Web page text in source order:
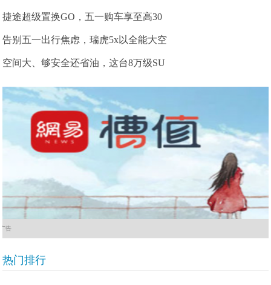
捷途超级置换GO，五一购车享至高30
告别五一出行焦虑，瑞虎5x以全能大空
空间大、够安全还省油，这台8万级SU
广告
热门排行